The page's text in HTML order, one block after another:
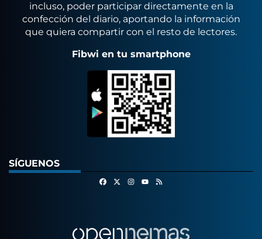
incluso, poder participar directamente en la
confección del diario, aportando la información
que quiera compartir con el resto de lectores.
Fibwi en tu smartphone
SÍGUENOS
FacebookInstagram